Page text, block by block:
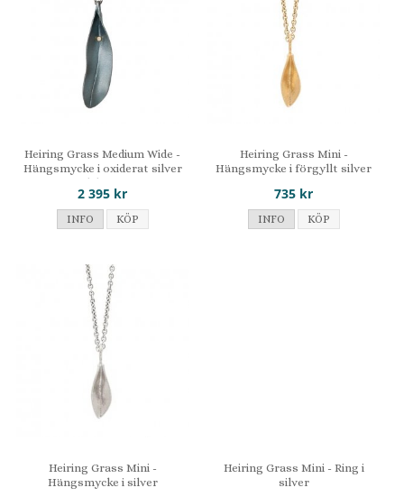
Heiring Grass Medium Wide -
Hängsmycke i oxiderat silver
med diamant
2 395 kr
INFO KÖP
Heiring Grass Mini -
Hängsmycke i förgyllt silver
735 kr
INFO KÖP
Heiring Grass Mini -
Hängsmycke i silver
Heiring Grass Mini - Ring i
silver